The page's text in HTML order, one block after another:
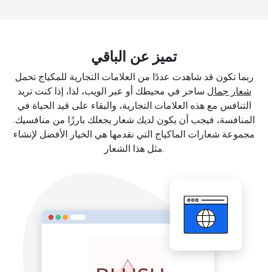
تميز عن الباقي
ربما تكون قد شاهدت عددًا من العلامات التجارية للمكياج تحمل
شعار جمال ساحر في محيطك أو عبر الويب، لذا، إذا كنت تريد
التنافس مع هذه العلامات التجارية، والبقاء على قيد الحياة في
المنافسة، فيجب أن يكون لديك شعار يجعلك بارزًا من منافسيك.
مجموعة شعارات الماكياج التي نقدمها هي الخيار الأفضل لإنشاء
مثل هذا الشعار.